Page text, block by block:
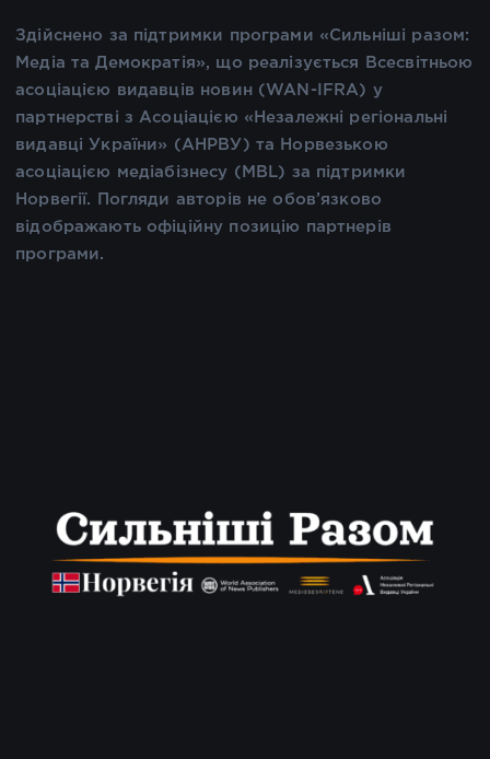
Здійснено за підтримки програми «Сильніші разом:
Медіа та Демократія», що реалізується Всесвітньою
асоціацією видавців новин (WAN-IFRA) у
партнерстві з Асоціацією «Незалежні регіональні
видавці України» (АНРВУ) та Норвезькою
асоціацією медіабізнесу (MBL) за підтримки
Норвегії. Погляди авторів не обов’язково
відображають офіційну позицію партнерів
програми.